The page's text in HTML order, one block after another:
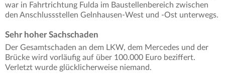
war in Fahrtrichtung Fulda im Baustellenbereich zwischen
den Anschlussstellen Gelnhausen-West und -Ost unterwegs.
Sehr hoher Sachschaden
Der Gesamtschaden an dem LKW, dem Mercedes und der
Brücke wird vorläufig auf über 100.000 Euro beziffert.
Verletzt wurde glücklicherweise niemand.